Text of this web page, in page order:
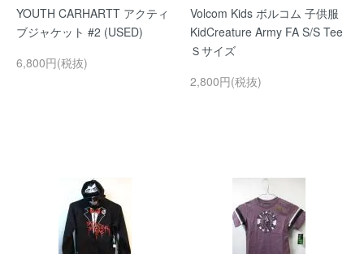
YOUTH CARHARTT アクティ
ブジャケット #2 (USED)
6,800円(税抜)
Volcom Kids ボルコム 子供服
KidCreature Army FA S/S Tee
Ｓサイズ
2,800円(税抜)